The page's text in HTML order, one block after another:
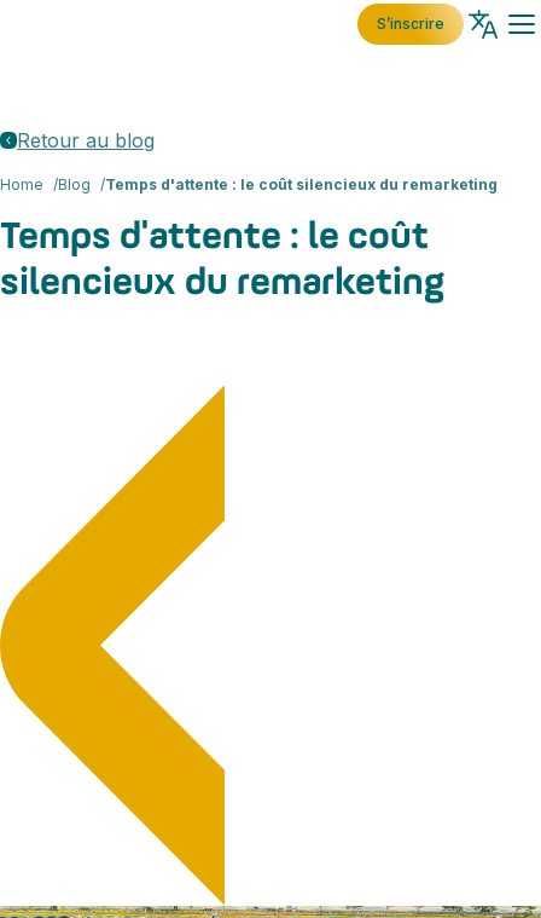
S’inscrire
Retour au blog
Home Blog Temps d'attente : le coût silencieux du remarketing
Temps d'attente : le coût
silencieux du remarketing